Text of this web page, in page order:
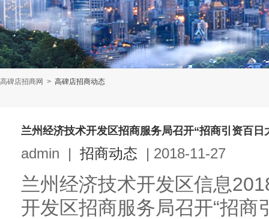
高碑店招商网 > 高碑店招商动态
兰州经济技术开发区招商服务局召开“招商引资百日
admin | 招商动态 | 2018-11-27
兰州经济技术开发区信息
开发区招商服务局召开“招商